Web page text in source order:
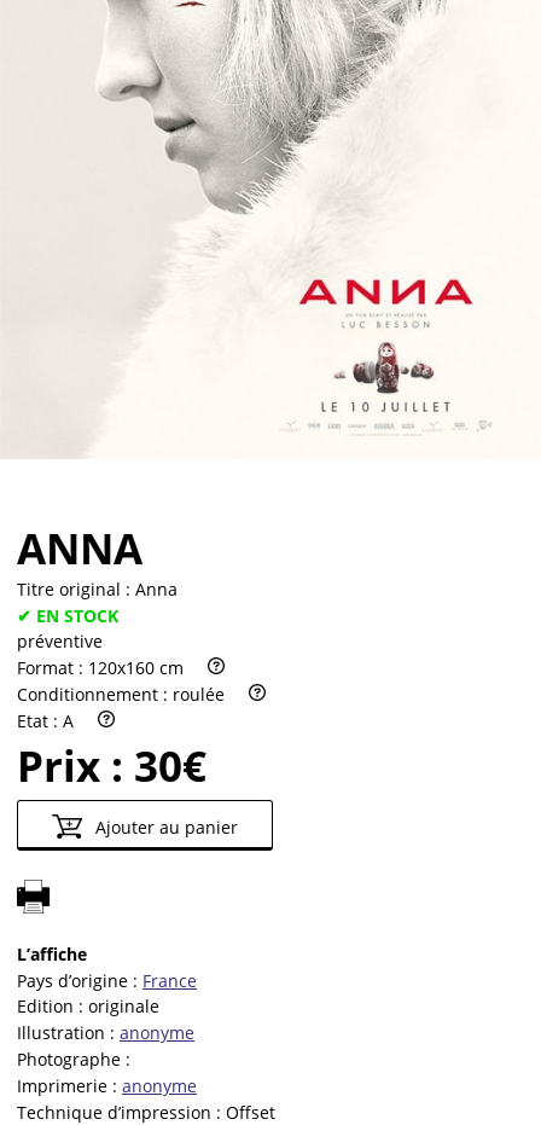
ANNA
Titre original : Anna
✔ EN STOCK
préventive
Format : 120x160 cm
Conditionnement : roulée
Etat : A
Prix : 30€
Ajouter au panier
L’affiche
Pays d’origine : France
Edition : originale
Illustration : anonyme
Photographe :
Imprimerie : anonyme
Technique d’impression : Offset